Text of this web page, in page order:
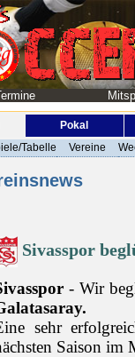
Pokal
Tabelle Vereine
Sivasspor
- Wir
sehr
Saison im